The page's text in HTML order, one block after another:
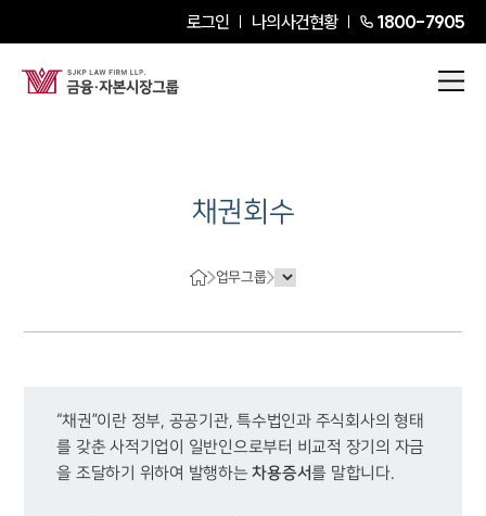
로그인 나의사건현황 1800-7905
채권회수
업무그룹
“채권”이란 정부, 공공기관, 특수법인과 주식회사의 형태
를 갖춘 사적기업이 일반인으로부터 비교적 장기의 자금
을 조달하기 위하여 발행하는 차용증서